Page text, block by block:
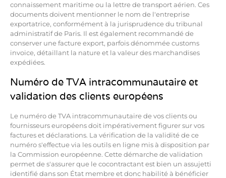
connaissement maritime ou la lettre de transport aérien. Ces
documents doivent mentionner le nom de l'entreprise
exportatrice, conformément à la jurisprudence du tribunal
administratif de Paris. Il est également recommandé de
conserver une facture export, parfois dénommée customs
invoice, détaillant la nature et la valeur des marchandises
expédiées.
Numéro de TVA intracommunautaire et
validation des clients européens
Le numéro de TVA intracommunautaire de vos clients ou
fournisseurs européens doit impérativement figurer sur vos
factures et déclarations. La vérification de la validité de ce
numéro s'effectue via les outils en ligne mis à disposition par
la Commission européenne. Cette démarche de validation
permet de s'assurer que le cocontractant est bien un assujetti
identifié dans son État membre et donc habilité à bénéficier